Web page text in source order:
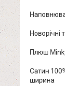
Новорічні
Плюш
Сатин
ширина